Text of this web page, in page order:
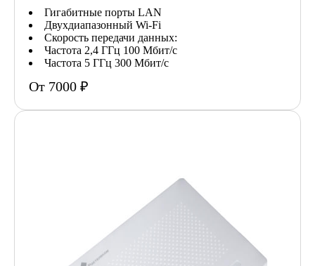
Гигабитные порты LAN
Двухдиапазонный Wi-Fi
Скорость передачи данных:
Частота 2,4 ГГц 100 Мбит/с
Частота 5 ГГц 300 Мбит/с
От 7000 ₽